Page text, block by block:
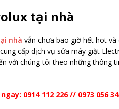
tại nhà
nhà vẫn chưa bao giờ hết hot
cấp dịch vụ sửa máy giặt
với chúng tôi theo những thông
0914 112 226 // 0973 056